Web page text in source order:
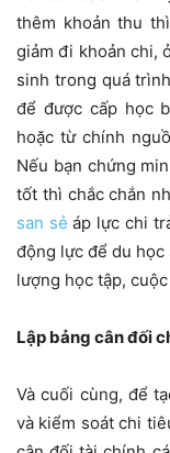
thêm khoản thu
giảm đi khoản chi,
sinh trong quá
để được cấp học
hoặc từ chính
Nếu bạn chứng
tốt thì chắc chắn
san sẻ áp lực chi
động lực để du học
lượng học tập,
Lập bảng cân đối
Và cuối cùng, để
và kiểm soát chi